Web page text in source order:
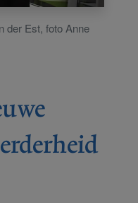
der Est, foto Anne